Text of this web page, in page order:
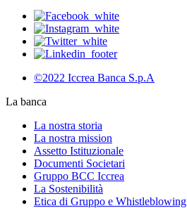
©2022 Iccrea Banca S.p.A
La banca
La nostra storia
La nostra mission
Assetto Istituzionale
Documenti Societari
Gruppo BCC Iccrea
La Sostenibilità
Etica di Gruppo e Whistleblowing